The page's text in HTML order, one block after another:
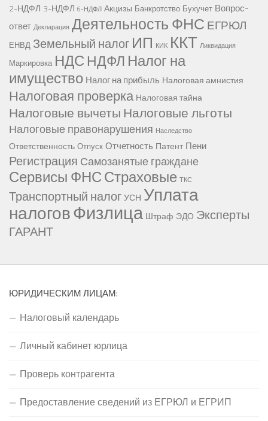
2-НДФЛ 3-НДФЛ 6-НДФЛ Акцизы Банкротство Бухучет Вопрос-
ответ Декларация Деятельность ФНС ЕГРЮЛ
ЕНВД Земельный налог ИП КИК ККТ Ликвидация
Маркировка НДС НДФЛ Налог на
имущество Налог на прибыль Налоговая амнистия
Налоговая проверка Налоговая тайна
Налоговые вычетыНалоговые льготы
Налоговые правонарушения Наследство
Ответственность Отпуск Отчетность Патент Пени
Регистрация Самозанятые граждане
Сервисы ФНССтраховые ТКС
Транспортный налогУСН Уплата
налоговФизлица Штраф ЭДО Эксперты
ГАРАНТ
ЮРИДИЧЕСКИМ ЛИЦАМ:
Налоговый календарь
Личный кабинет юрлица
Проверь контрагента
Предоставление сведений из ЕГРЮЛ и ЕГРИП